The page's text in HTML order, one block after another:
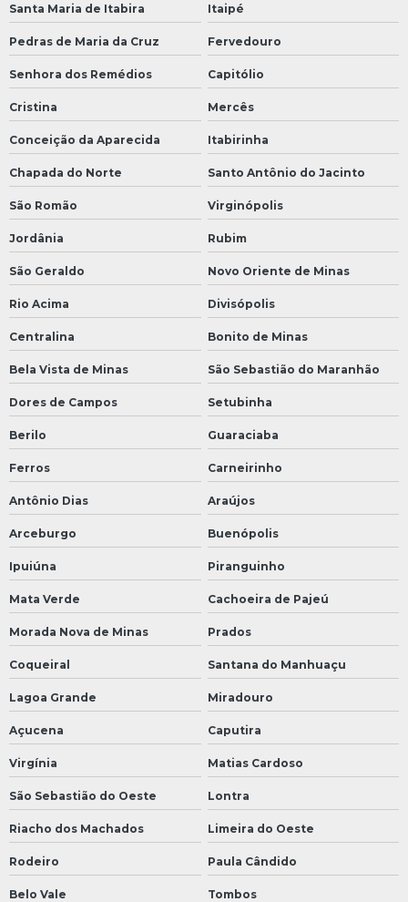
Santa Maria de Itabira Itaipé
Pedras de Maria da Cruz Fervedouro
Senhora dos Remédios Capitólio
Cristina Mercês
Conceição da Aparecida Itabirinha
Chapada do Norte Santo Antônio do Jacinto
São Romão Virginópolis
Jordânia Rubim
São Geraldo Novo Oriente de Minas
Rio Acima Divisópolis
Centralina Bonito de Minas
Bela Vista de Minas São Sebastião do Maranhão
Dores de Campos Setubinha
Berilo Guaraciaba
Ferros Carneirinho
Antônio Dias Araújos
Arceburgo Buenópolis
Ipuiúna Piranguinho
Mata Verde Cachoeira de Pajeú
Morada Nova de Minas Prados
Coqueiral Santana do Manhuaçu
Lagoa Grande Miradouro
Açucena Caputira
Virgínia Matias Cardoso
São Sebastião do Oeste Lontra
Riacho dos Machados Limeira do Oeste
Rodeiro Paula Cândido
Belo Vale Tombos